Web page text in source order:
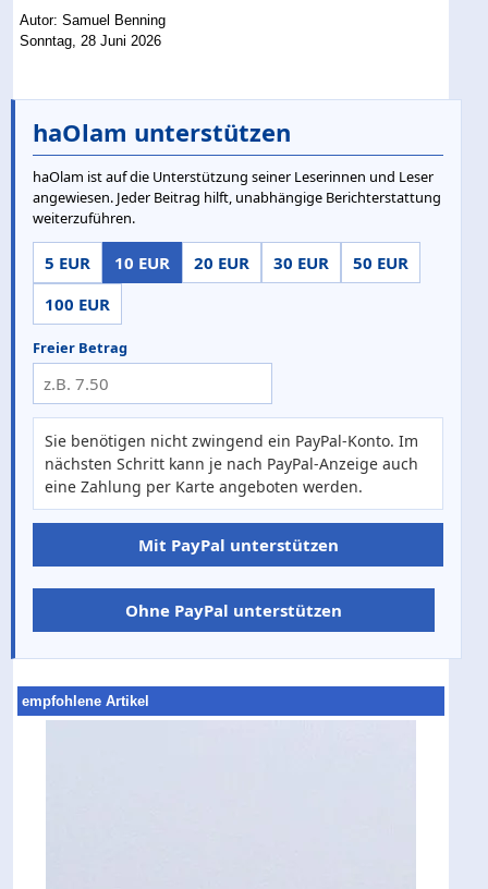
Autor: Samuel Benning
Sonntag, 28 Juni 2026
haOlam unterstützen
haOlam ist auf die Unterstützung seiner Leserinnen und Leser
angewiesen. Jeder Beitrag hilft, unabhängige Berichterstattung
weiterzuführen.
5 EUR 10 EUR 20 EUR 30 EUR
50 EUR
100 EUR
Freier Betrag
Sie benötigen nicht zwingend ein PayPal-Konto. Im
nächsten Schritt kann je nach PayPal-Anzeige auch
eine Zahlung per Karte angeboten werden.
Mit PayPal unterstützen
Ohne PayPal unterstützen
empfohlene Artikel